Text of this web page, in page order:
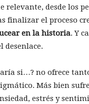
relevante, desde los
finalizar el proceso
en la historia. Y
desenlace.
si…? no ofrece
Más bien sufre
estrés y